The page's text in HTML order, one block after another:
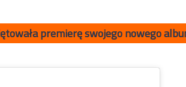
premierę swojego nowego